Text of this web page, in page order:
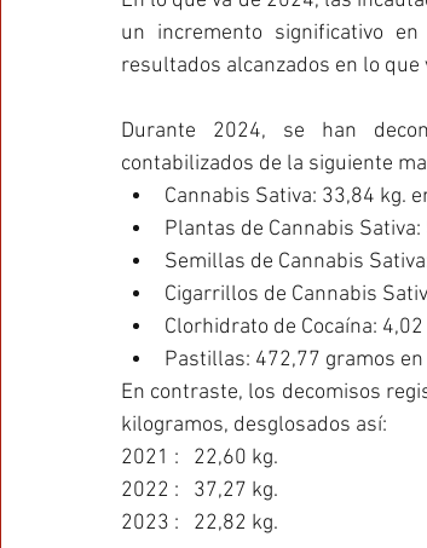
un incremento significativo
resultados alcanzados en lo
Durante 2024, se han
contabilizados de la siguiente
Cannabis Sativa: 33,84 kg.
Plantas de Cannabis
Semillas de Cannabis
Cigarrillos de Cannabis
Clorhidrato de Cocaína:
Pastillas: 472,77 gramos
En contraste, los decomisos
kilogramos, desglosados así:
2021 :   22,60 kg.
2022 :   37,27 kg.
2023 :   22,82 kg.